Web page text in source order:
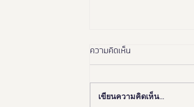
ความคิดเห็น
เขียนความคิดเห็น…